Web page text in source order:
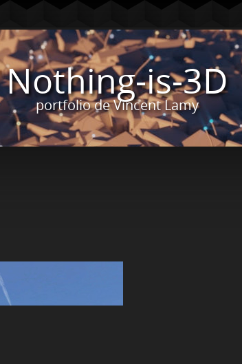
Nothing-is-3D
portfolio de Vincent Lamy